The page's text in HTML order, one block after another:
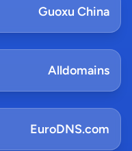
Guoxu China
Alldomains
EuroDNS.com